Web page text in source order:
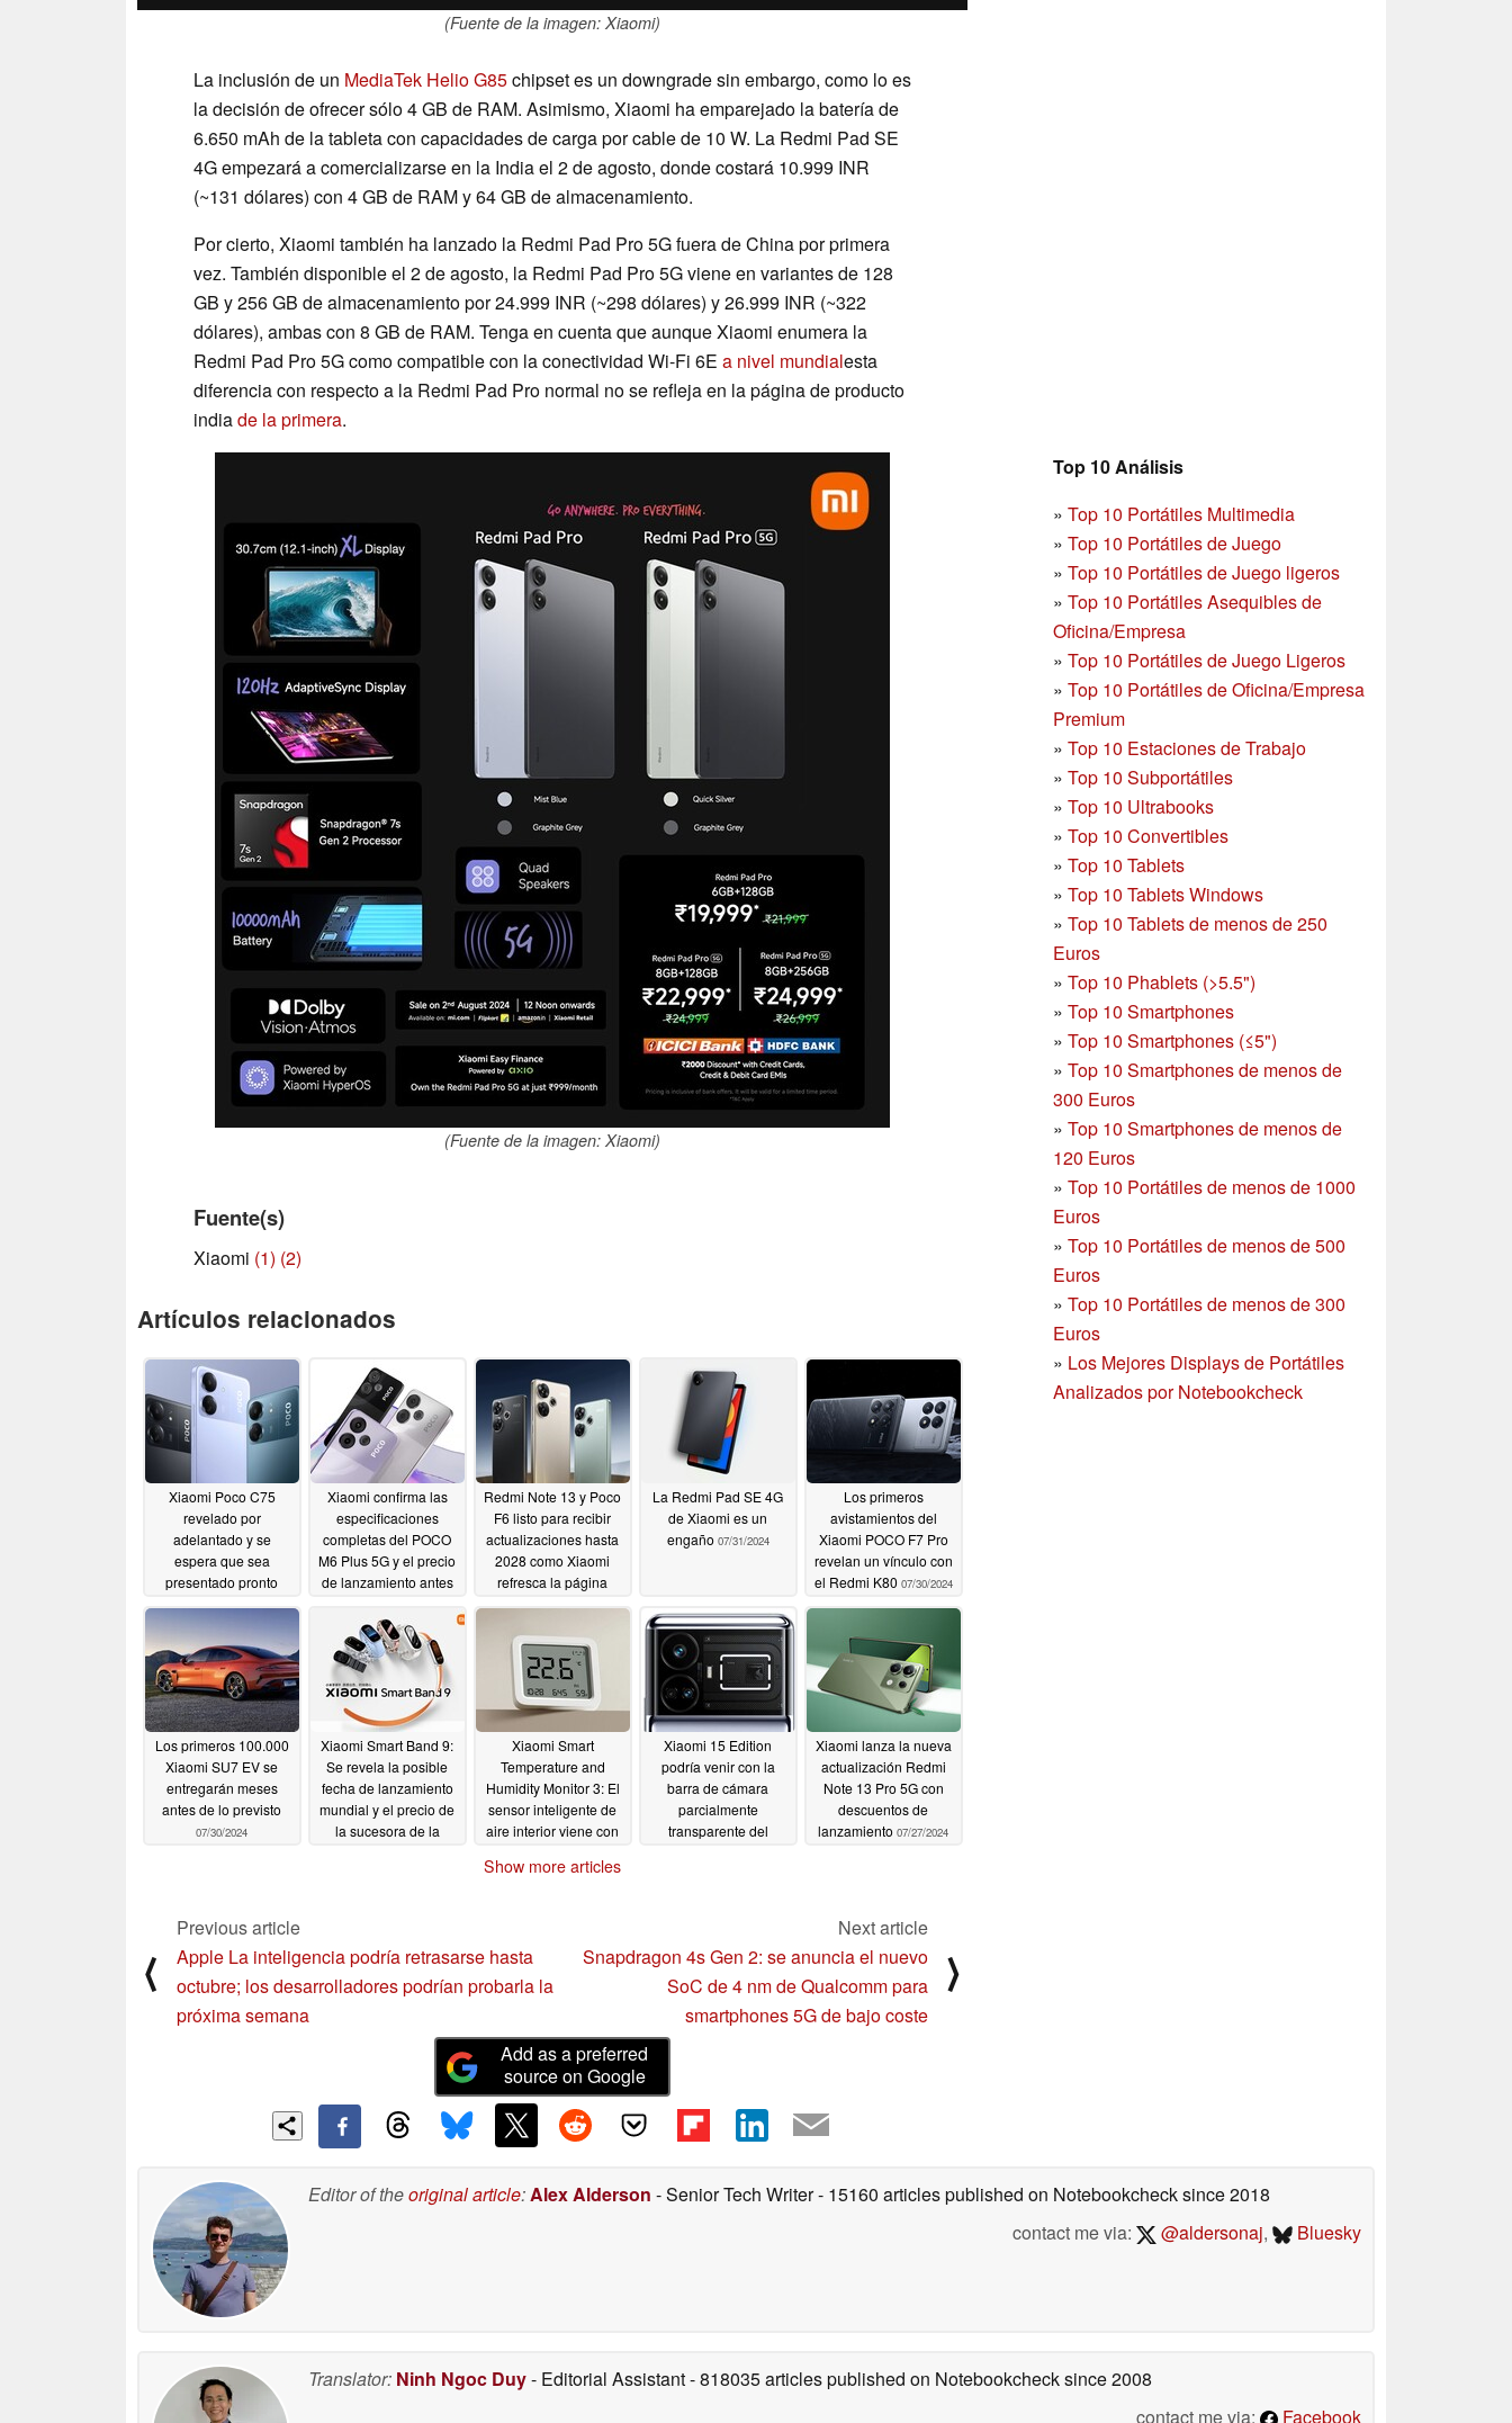
(Fuente de la imagen: Xiaomi)
La inclusión de un MediaTek Helio G85chipset es un downgrade sin embargo, como lo es
la decisión de ofrecer sólo 4 GB de RAM. Asimismo, Xiaomi ha emparejado la batería de
6.650 mAh de la tableta con capacidades de carga por cable de 10 W. La Redmi Pad SE
4G empezará a comercializarse en la India el 2 de agosto, donde costará 10.999 INR
(~131 dólares) con 4 GB de RAM y 64 GB de almacenamiento.
Por cierto, Xiaomi también ha lanzado la Redmi Pad Pro 5G fuera de China por primera
vez. También disponible el 2 de agosto, la Redmi Pad Pro 5G viene en variantes de 128
GB y 256 GB de almacenamiento por 24.999 INR (~298 dólares) y 26.999 INR (~322
dólares), ambas con 8 GB de RAM. Tenga en cuenta que aunque Xiaomi enumera la
Redmi Pad Pro 5G como compatible con la conectividad Wi-Fi 6E a nivel mundialesta
diferencia con respecto a la Redmi Pad Pro normal no se refleja en la página de producto
indiade la primera.
Top 10 Análisis
» Top 10 Portátiles Multimedia
» Top 10 Portátiles de Juego
» Top 10 Portátiles de Juego ligeros
» Top 10 Portátiles Asequibles de
Oficina/Empresa
» Top 10 Portátiles de Juego Ligeros
» Top 10 Portátiles de Oficina/Empresa
Premium
» Top 10 Estaciones de Trabajo
» Top 10 Subportátiles
» Top 10 Ultrabooks
» Top 10 Convertibles
» Top 10 Tablets
» Top 10 Tablets Windows
» Top 10 Tablets de menos de 250
Euros
» Top 10 Phablets (>5.5")
» Top 10 Smartphones
» Top 10 Smartphones (≤5")
» Top 10 Smartphones de menos de
300 Euros
» Top 10 Smartphonesde menos de
120 Euros
» Top 10 Portátiles de menos de 1000
Euros
» Top 10 Portátiles de menos de 500
Euros
» Top 10 Portátiles de menos de 300
Euros
» Los Mejores Displays de Portátiles
Analizados por Notebookcheck
(Fuente de la imagen: Xiaomi)
Fuente(s)
Xiaomi (1) (2)
Artículos relacionados
Xiaomi Poco C75
revelado por
adelantado y se
espera que sea
presentado pronto
08/04/2024
Xiaomi confirma las
especificaciones
completas del POCO
M6 Plus 5G y el precio
de lanzamiento antes
08/02/2024
Redmi Note 13 y Poco
F6 listo para recibir
actualizaciones hasta
2028 como Xiaomi
refresca la página
La Redmi Pad SE 4G
de Xiaomi es un
engaño 07/31/2024
Los primeros
avistamientos del
Xiaomi POCO F7 Pro
revelan un vínculo con
el Redmi K80 07/30/2024
Los primeros 100.000
Xiaomi SU7 EV se
entregarán meses
antes de lo previsto
07/30/2024
Xiaomi Smart Band 9:
Se revela la posible
fecha de lanzamiento
mundial y el precio de
la sucesora de la
Xiaomi Smart
Temperature and
Humidity Monitor 3: El
sensor inteligente de
aire interior viene con
07/29/2024
Xiaomi 15 Edition
podría venir con la
barra de cámara
parcialmente
transparente del
Xiaomi lanza la nueva
actualización Redmi
Note 13 Pro 5G con
descuentos de
lanzamiento 07/27/2024
Show more articles
⟨
Previous article
Apple La inteligencia podría retrasarse hasta
octubre; los desarrolladores podrían probarla la
próxima semana
Next article
Snapdragon 4s Gen 2: se anuncia el nuevo
SoC de 4 nm de Qualcomm para
smartphones 5G de bajo coste
⟩
Add as a preferred
source on Google
Editor of theoriginal article:Alex Alderson - Senior Tech Writer- 15160 articles published on Notebookchecksince 2018
contact me via:
@aldersonaj, Bluesky
Translator: Ninh Ngoc Duy- Editorial Assistant- 818035 articles published on Notebookchecksince 2008
contact me via:
Facebook